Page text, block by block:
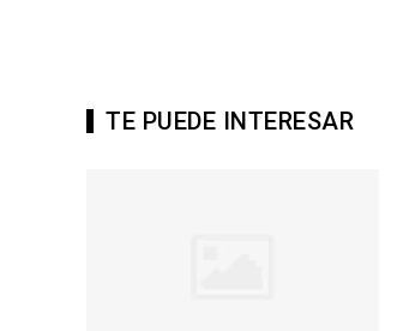
TE PUEDE INTERESAR